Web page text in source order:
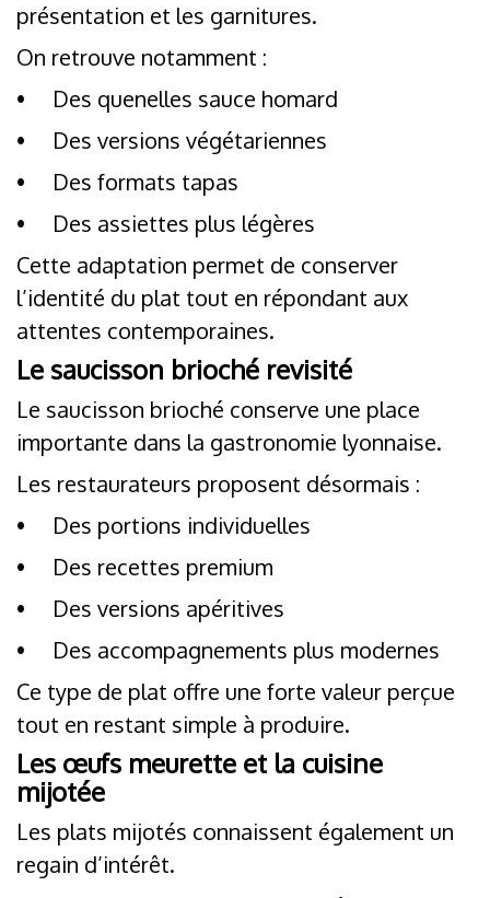
présentation et les garnitures.
On retrouve notamment :
•
Des quenelles sauce homard
•
Des versions végétariennes
•
Des formats tapas
•
Des assiettes plus légères
Cette adaptation permet de conserver
l’identité du plat tout en répondant aux
attentes contemporaines.
Le saucisson brioché revisité
Le saucisson brioché conserve une place
importante dans la gastronomie lyonnaise.
Les restaurateurs proposent désormais :
•
Des portions individuelles
•
Des recettes premium
•
Des versions apéritives
•
Des accompagnements plus modernes
Ce type de plat offre une forte valeur perçue
tout en restant simple à produire.
Les œufs meurette et la cuisine
mijotée
Les plats mijotés connaissent également un
regain d’intérêt.